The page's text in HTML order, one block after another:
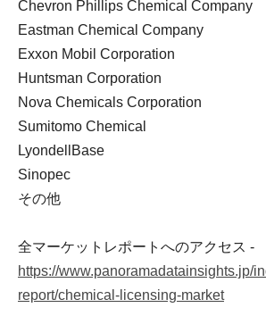
Chevron Phillips Chemical Company
Eastman Chemical Company
Exxon Mobil Corporation
Huntsman Corporation
Nova Chemicals Corporation
Sumitomo Chemical
LyondellBase
Sinopec
その他
全マーケットレポートへのアクセス -
https://www.panoramadatainsights.jp/
report/chemical-licensing-market